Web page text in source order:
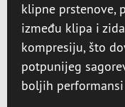
klipne prstenove,
između klipa i
kompresiju, što
potpunijeg
boljih